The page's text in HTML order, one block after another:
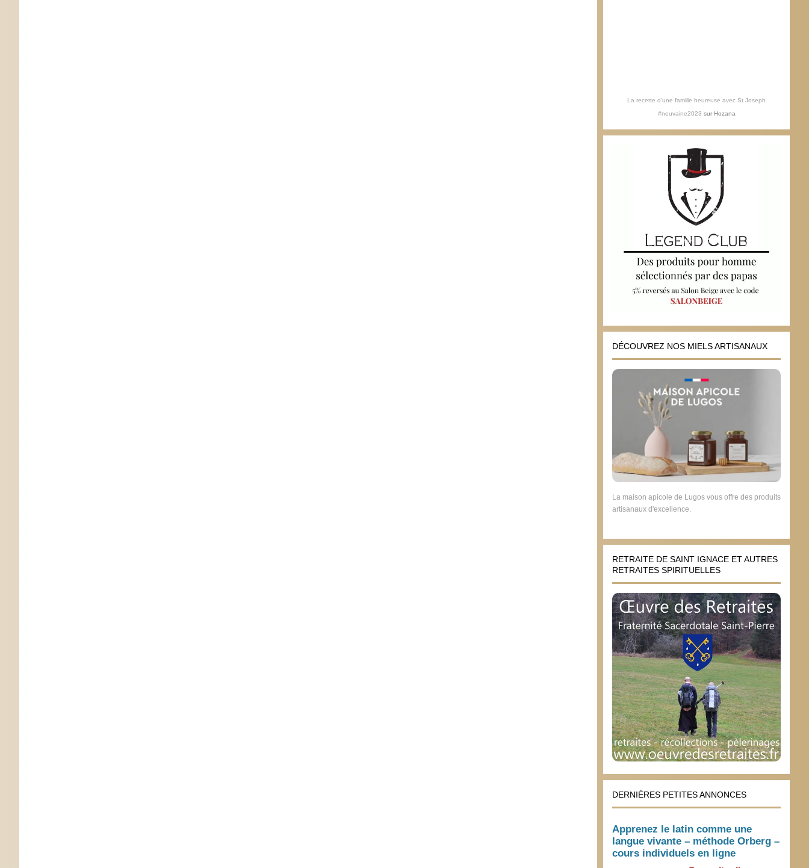
La recette d'une famille heureuse avec St Joseph
#neuvaine2023 sur Hozana
DÉCOUVREZ NOS MIELS ARTISANAUX
La maison apicole de Lugos vous offre des produits
artisanaux d'excellence.
RETRAITE DE SAINT IGNACE ET AUTRES
RETRAITES SPIRITUELLES
DERNIÈRES PETITES ANNONCES
Apprenez le latin comme une
langue vivante – méthode Orberg –
cours individuels en ligne